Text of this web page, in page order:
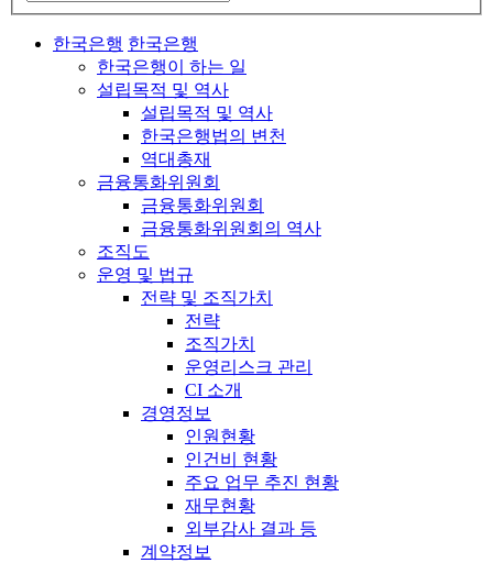
한국은행 한국은행
한국은행이 하는 일
설립목적 및 역사
설립목적 및 역사
한국은행법의 변천
역대총재
금융통화위원회
금융통화위원회
금융통화위원회의 역사
조직도
운영 및 법규
전략 및 조직가치
전략
조직가치
운영리스크 관리
CI 소개
경영정보
인원현황
인건비 현황
주요 업무 추진 현황
재무현황
외부감사 결과 등
계약정보